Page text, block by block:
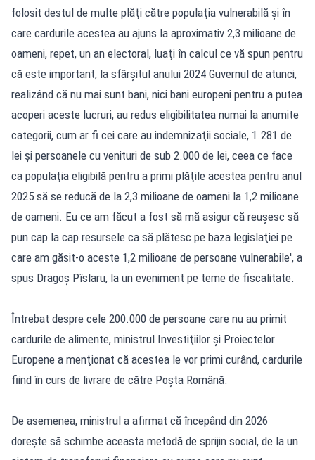
folosit destul de multe plăţi către populaţia vulnerabilă şi în
care cardurile acestea au ajuns la aproximativ 2,3 milioane de
oameni, repet, un an electoral, luaţi în calcul ce vă spun pentru
că este important, la sfârşitul anului 2024 Guvernul de atunci,
realizând că nu mai sunt bani, nici bani europeni pentru a putea
acoperi aceste lucruri, au redus eligibilitatea numai la anumite
categorii, cum ar fi cei care au indemnizaţii sociale, 1.281 de
lei şi persoanele cu venituri de sub 2.000 de lei, ceea ce face
ca populaţia eligibilă pentru a primi plăţile acestea pentru anul
2025 să se reducă de la 2,3 milioane de oameni la 1,2 milioane
de oameni. Eu ce am făcut a fost să mă asigur că reuşesc să
pun cap la cap resursele ca să plătesc pe baza legislaţiei pe
care am găsit-o aceste 1,2 milioane de persoane vulnerabile', a
spus Dragoş Pîslaru, la un eveniment pe teme de fiscalitate.
Întrebat despre cele 200.000 de persoane care nu au primit
cardurile de alimente, ministrul Investiţiilor şi Proiectelor
Europene a menţionat că acestea le vor primi curând, cardurile
fiind în curs de livrare de către Poşta Română.
De asemenea, ministrul a afirmat că începând din 2026
doreşte să schimbe aceasta metodă de sprijin social, de la un